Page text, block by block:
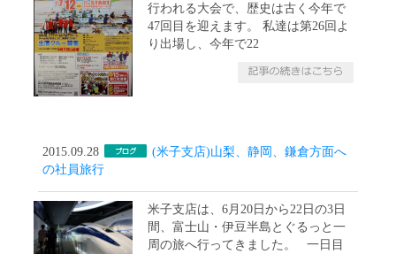
行われる大会で、歴史は古く今年で
47回目を迎えます。 私達は第26回よ
り出場し、今年で22
2015.09.28
(米子支店)山梨、静岡、鎌倉方面へ
の社員旅行
米子支店は、6月20日から22日の3日
間、富士山・伊豆半島とぐるっと一
周の旅へ行ってきました。 一日目